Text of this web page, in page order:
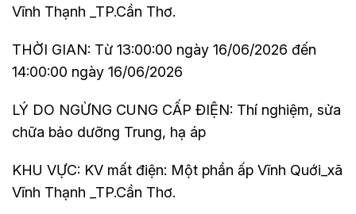
Vĩnh Thạnh _TP.Cần Thơ.
THỜI GIAN: Từ 13:00:00 ngày 16/06/2026 đến
14:00:00 ngày 16/06/2026
LÝ DO NGỪNG CUNG CẤP ĐIỆN: Thí nghiệm, sửa
chữa bảo dưỡng Trung, hạ áp
KHU VỰC: KV mất điện: Một phần ấp Vĩnh Quới_xã
Vĩnh Thạnh _TP.Cần Thơ.